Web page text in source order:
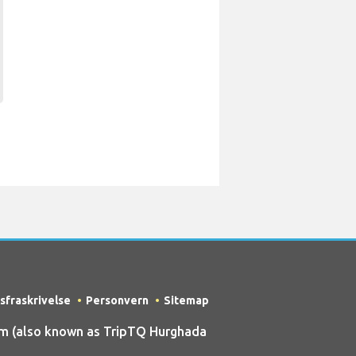
Personvern Sitemap
(also known as TripTQ Hurghada